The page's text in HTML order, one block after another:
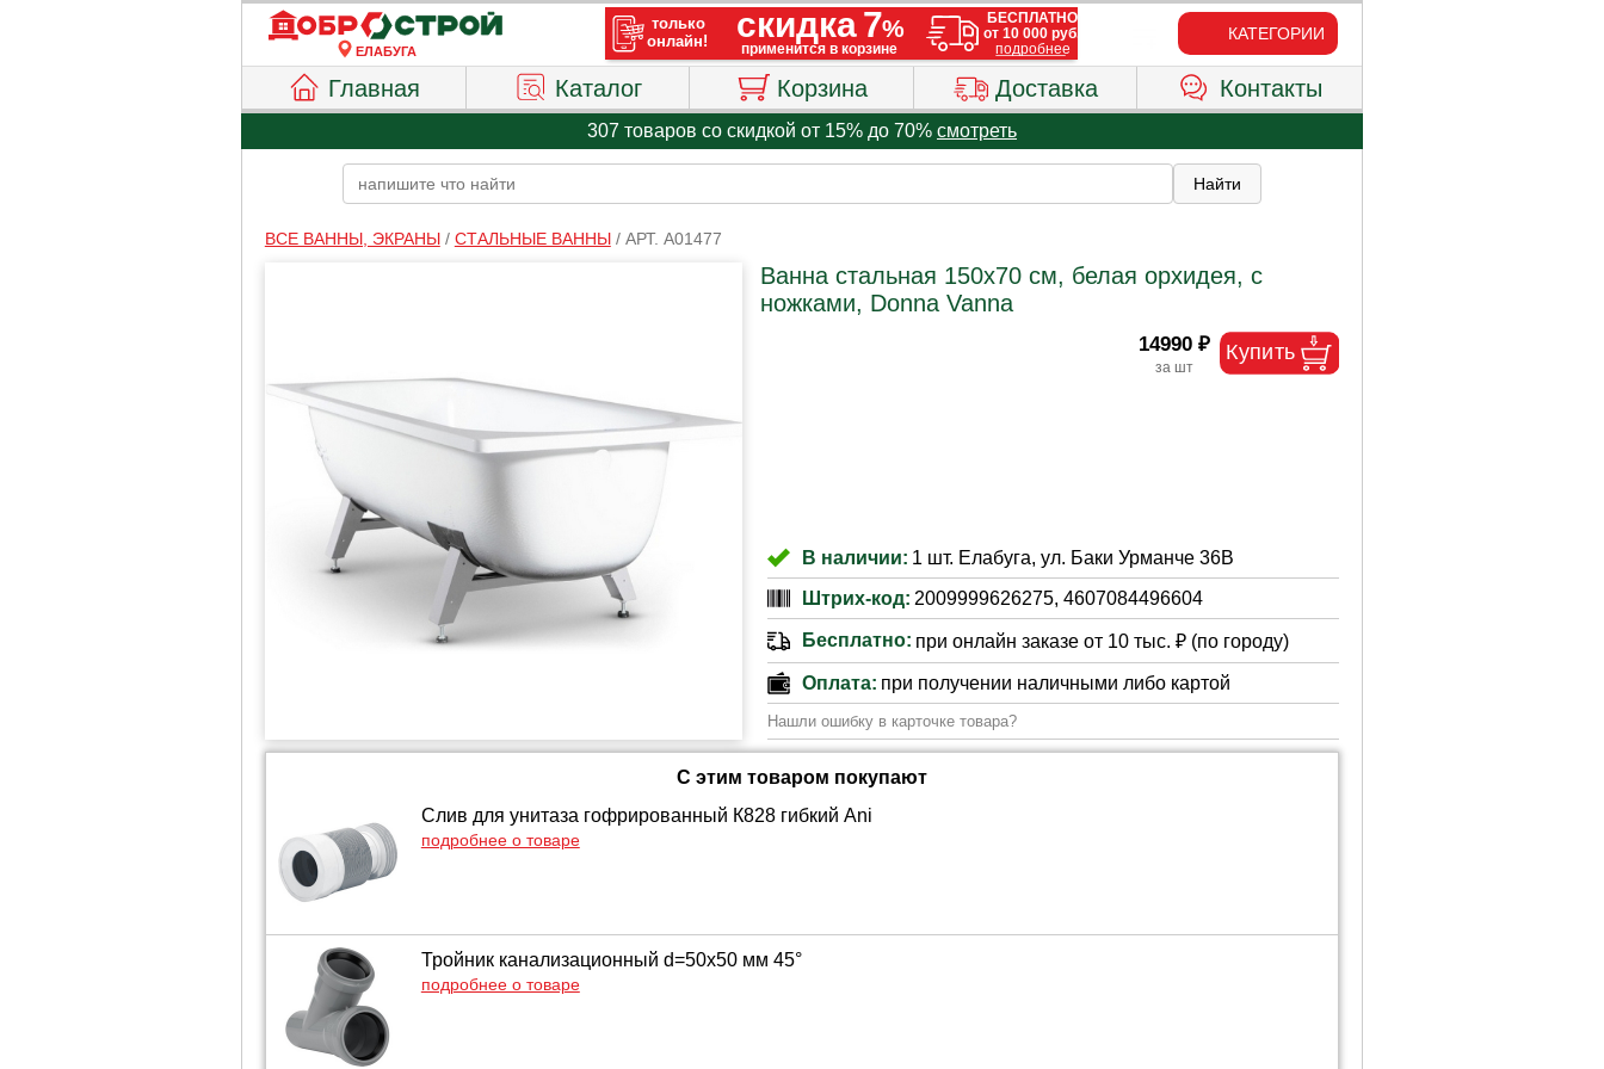
ЕЛАБУГА
КАТЕГОРИИ
Главная Каталог Корзина Доставка Контакты
307 товаров со скидкой от 15% до 70% смотреть
ВСЕ ВАННЫ, ЭКРАНЫ/ СТАЛЬНЫЕ ВАННЫ/ АРТ. A01477
Ванна стальная 150х70 см, белая орхидея, с
ножками, Donna Vanna
14990 ₽
В наличии: 1 шт. Елабуга, ул. Баки Урманче 36В
Штрих-код: 2009999626275, 4607084496604
Бесплатно: при онлайн заказе от 10 тыс. ₽ (по городу)
Оплата: при получении наличными либо картой
Нашли ошибку в карточке товара?
С этим товаром покупают
Слив для унитаза гофрированный К828 гибкий Ani
подробнее о товаре
Тройник канализационный d=50х50 мм 45°
подробнее о товаре